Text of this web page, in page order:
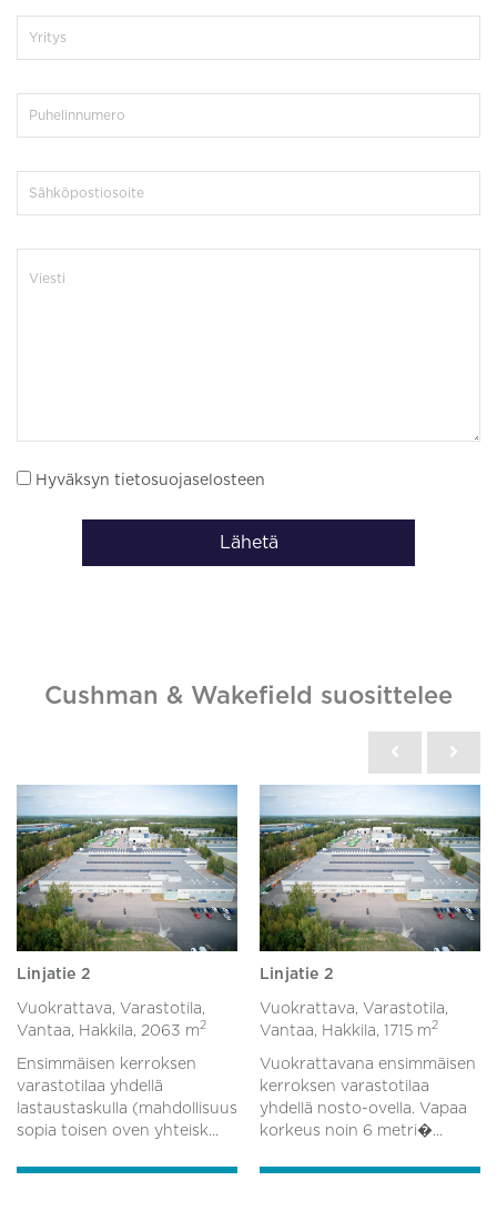
Hyväksyn tietosuojaselosteen
Lähetä
Cushman & Wakefield suosittelee
Linjatie 2
Vuokrattava, Varastotila,
Vantaa, Hakkila, 2063 m2
Ensimmäisen kerroksen
varastotilaa yhdellä
lastaustaskulla (mahdollisuus
sopia toisen oven yhteisk...
Linjatie 2
Vuokrattava, Varastotila,
Vantaa, Hakkila, 1715 m2
Vuokrattavana ensimmäisen
kerroksen varastotilaa
yhdellä nosto-ovella. Vapaa
korkeus noin 6 metri�...